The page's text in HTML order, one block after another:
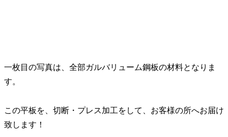
一枚目の写真は、全部ガルバリューム鋼板の材料となりま
す。
この平板を、切断・プレス加工をして、お客様の所へお届け
致します！